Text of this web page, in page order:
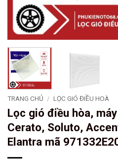
TRANG CHỦ / LỌC GIÓ ĐIỀU HOÀ
Lọc gió điều hòa,
Cerato, Soluto,
Elantra mã